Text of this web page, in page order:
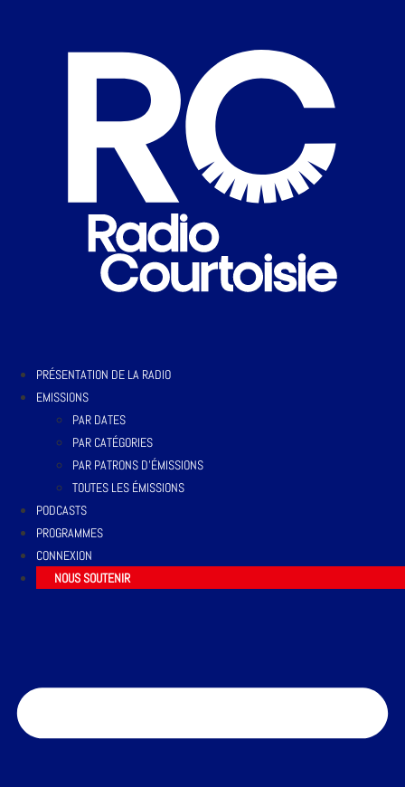
PRÉSENTATION DE LA RADIO
EMISSIONS
PAR DATES
PAR CATÉGORIES
PAR PATRONS D’ÉMISSIONS
TOUTES LES ÉMISSIONS
PODCASTS
PROGRAMMES
CONNEXION
NOUS SOUTENIR